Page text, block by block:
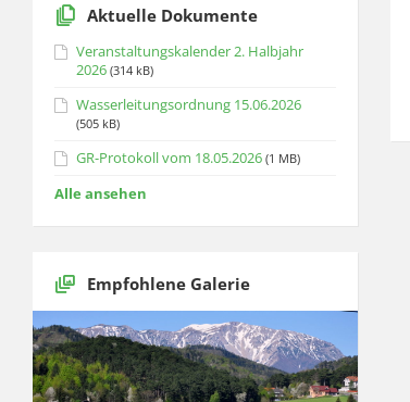
Aktuelle Dokumente
Veranstaltungskalender 2. Halbjahr
2026 (314 kB)
Wasserleitungsordnung 15.06.2026
(505 kB)
GR-Protokoll vom 18.05.2026 (1 MB)
Alle ansehen
Empfohlene Galerie